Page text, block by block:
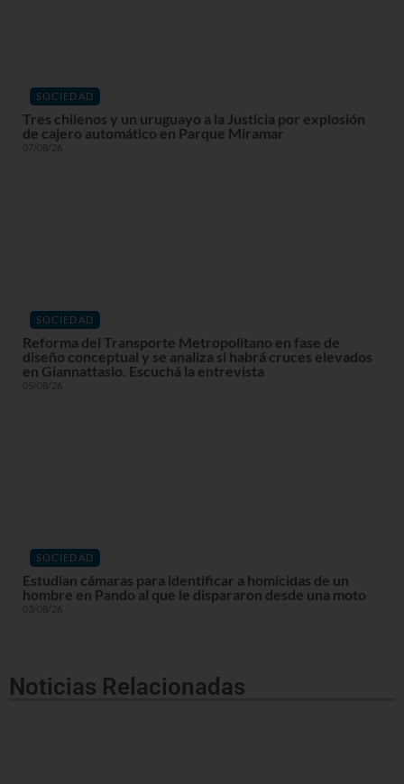
SOCIEDAD
Tres chilenos y un uruguayo a la Justicia por explosión
de cajero automático en Parque Miramar
07/08/26
SOCIEDAD
Reforma del Transporte Metropolitano en fase de
diseño conceptual y se analiza si habrá cruces elevados
en Giannattasio. Escuchá la entrevista
05/08/26
SOCIEDAD
Estudian cámaras para identificar a homicidas de un
hombre en Pando al que le dispararon desde una moto
03/08/26
Noticias Relacionadas